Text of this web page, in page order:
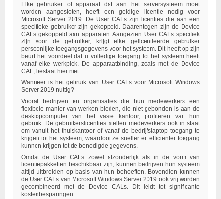
Elke gebruiker of apparaat dat aan het serversysteem moet
worden aangesloten, heeft een geldige licentie nodig voor
Microsoft Server 2019. De User CALs zijn licenties die aan een
specifieke gebruiker zijn gekoppeld. Daarentegen zijn de Device
CALs gekoppeld aan apparaten. Aangezien User CALs specifiek
zijn voor de gebruiker, krijgt elke gelicentieerde gebruiker
persoonlijke toegangsgegevens voor het systeem. Dit heeft op zijn
beurt het voordeel dat u volledige toegang tot het systeem heeft
vanaf elke werkplek. De apparaatbinding, zoals met de Device
CAL, bestaat hier niet.
Wanneer is het gebruik van User CALs voor Microsoft Windows
Server 2019 nuttig?
Vooral bedrijven en organisaties die hun medewerkers een
flexibele manier van werken bieden, die niet gebonden is aan de
desktopcomputer van het vaste kantoor, profiteren van hun
gebruik. De gebruikerslicenties stellen medewerkers ook in staat
om vanuit het thuiskantoor of vanaf de bedrijfslaptop toegang te
krijgen tot het systeem, waardoor ze sneller en efficiënter toegang
kunnen krijgen tot de benodigde gegevens.
Omdat de User CALs zowel afzonderlijk als in de vorm van
licentiepakketten beschikbaar zijn, kunnen bedrijven hun systeem
altijd uitbreiden op basis van hun behoeften. Bovendien kunnen
de User CALs van Microsoft Windows Server 2019 ook vrij worden
gecombineerd met de Device CALs. Dit leidt tot significante
kostenbesparingen.